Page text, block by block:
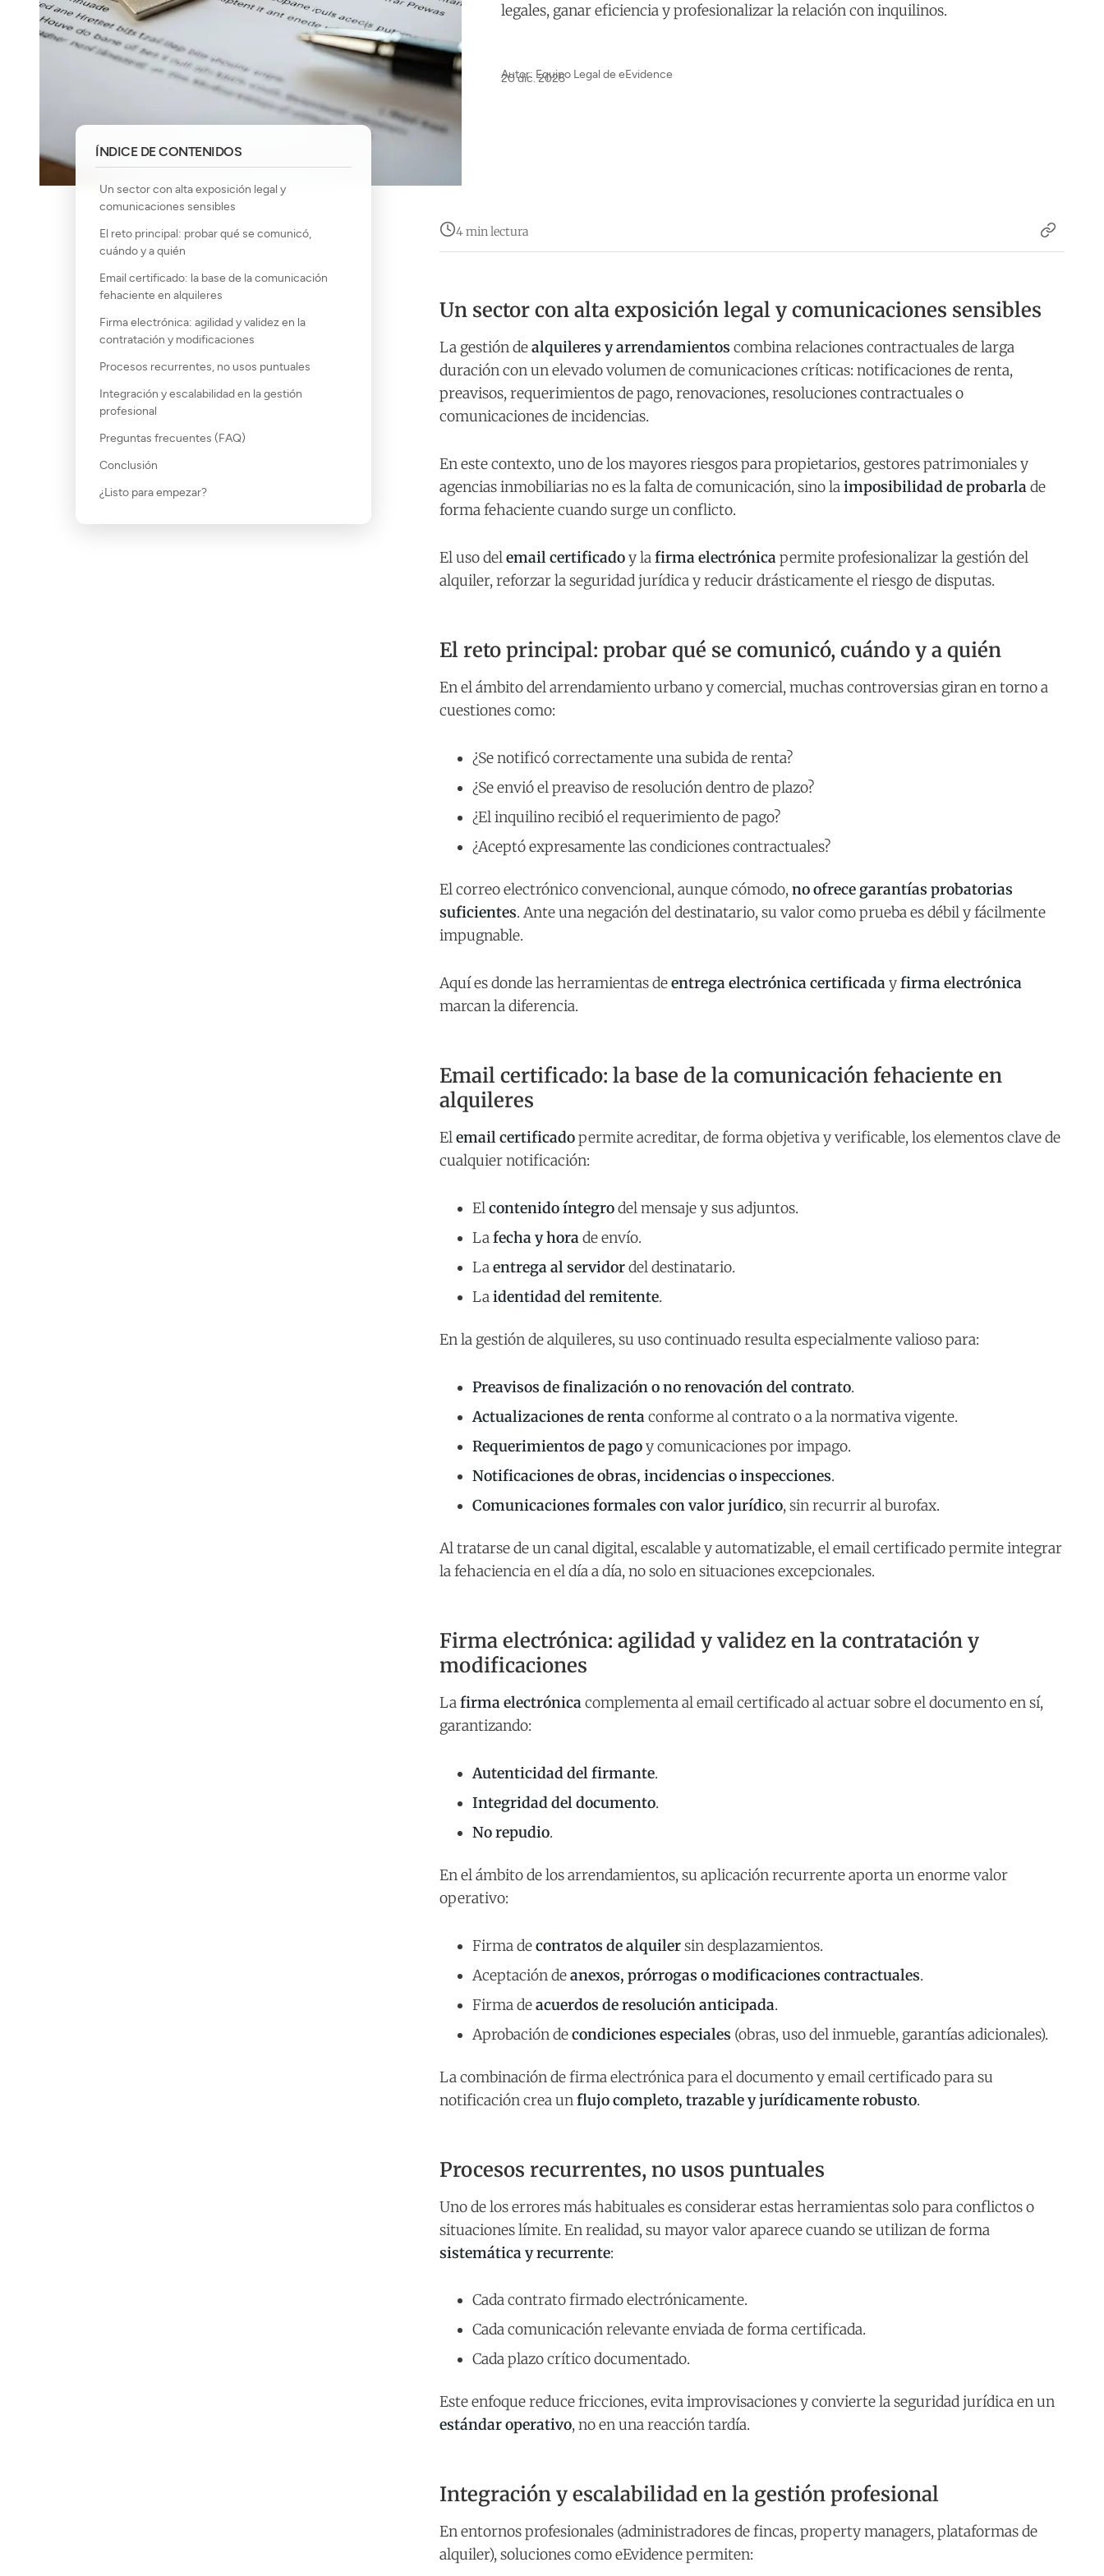
ÍNDICE DE CONTENIDOS
Un sector con alta exposición legal y
comunicaciones sensibles
El reto principal: probar qué se comunicó,
cuándo y a quién
Email certificado: la base de la comunicación
fehaciente en alquileres
Firma electrónica: agilidad y validez en la
contratación y modificaciones
Procesos recurrentes, no usos puntuales
Integración y escalabilidad en la gestión
profesional
Preguntas frecuentes (FAQ)
Conclusión
¿Listo para empezar?
legales, ganar eficiencia y profesionalizar la relación con inquilinos.
Autor: Equipo Legal de eEvidence
20 dic. 2025
4 min lectura
Un sector con alta exposición legal y comunicaciones sensibles
La gestión dealquileres y arrendamientos combina relaciones contractuales de larga
duración con un elevado volumen de comunicaciones críticas: notificaciones de renta,
preavisos, requerimientos de pago, renovaciones, resoluciones contractuales o
comunicaciones de incidencias.
En este contexto, uno de los mayores riesgos para propietarios, gestores patrimoniales y
agencias inmobiliarias no es la falta de comunicación, sino laimposibilidad de probarlade
forma fehaciente cuando surge un conflicto.
El uso delemail certificadoy lafirma electrónicapermite profesionalizar la gestión del
alquiler, reforzar la seguridad jurídica y reducir drásticamente el riesgo de disputas.
El reto principal: probar qué se comunicó, cuándo y a quién
En el ámbito del arrendamiento urbano y comercial, muchas controversias giran en torno a
cuestiones como:
¿Se notificó correctamente una subida de renta?
¿Se envió el preaviso de resolución dentro de plazo?
¿El inquilino recibió el requerimiento de pago?
¿Aceptó expresamente las condiciones contractuales?
El correo electrónico convencional, aunque cómodo,no ofrece garantías probatorias
suficientes. Ante una negación del destinatario, su valor como prueba es débil y fácilmente
impugnable.
Aquí es donde las herramientas deentrega electrónica certificadayfirma electrónica
marcan la diferencia.
Email certificado: la base de la comunicación fehaciente en
alquileres
Elemail certificadopermite acreditar, de forma objetiva y verificable, los elementos clave de
cualquier notificación:
Elcontenido íntegrodel mensaje y sus adjuntos.
Lafecha y horade envío.
Laentrega al servidordel destinatario.
Laidentidad del remitente.
En la gestión de alquileres, su uso continuado resulta especialmente valioso para:
Preavisos de finalización o no renovación del contrato.
Actualizaciones de rentaconforme al contrato o a la normativa vigente.
Requerimientos de pagoy comunicaciones por impago.
Notificaciones de obras, incidencias o inspecciones.
Comunicaciones formales con valor jurídico, sin recurrir al burofax.
Al tratarse de un canal digital, escalable y automatizable, el email certificado permite integrar
la fehaciencia en el día a día, no solo en situaciones excepcionales.
Firma electrónica: agilidad y validez en la contratación y
modificaciones
Lafirma electrónicacomplementa al email certificado al actuar sobre el documento en sí,
garantizando:
Autenticidad del firmante.
Integridad del documento.
No repudio.
En el ámbito de los arrendamientos, su aplicación recurrente aporta un enorme valor
operativo:
Firma decontratos de alquilersin desplazamientos.
Aceptación deanexos, prórrogas o modificaciones contractuales.
Firma deacuerdos de resolución anticipada.
Aprobación decondiciones especiales (obras, uso del inmueble, garantías adicionales).
La combinación de firma electrónica para el documento y email certificado para su
notificación crea unflujo completo, trazable y jurídicamente robusto.
Procesos recurrentes, no usos puntuales
Uno de los errores más habituales es considerar estas herramientas solo para conflictos o
situaciones límite. En realidad, su mayor valor aparece cuando se utilizan de forma
sistemática y recurrente:
Cada contrato firmado electrónicamente.
Cada comunicación relevante enviada de forma certificada.
Cada plazo crítico documentado.
Este enfoque reduce fricciones, evita improvisaciones y convierte la seguridad jurídica en un
estándar operativo, no en una reacción tardía.
Integración y escalabilidad en la gestión profesional
En entornos profesionales (administradores de fincas, property managers, plataformas de
alquiler), soluciones como eEvidence permiten: